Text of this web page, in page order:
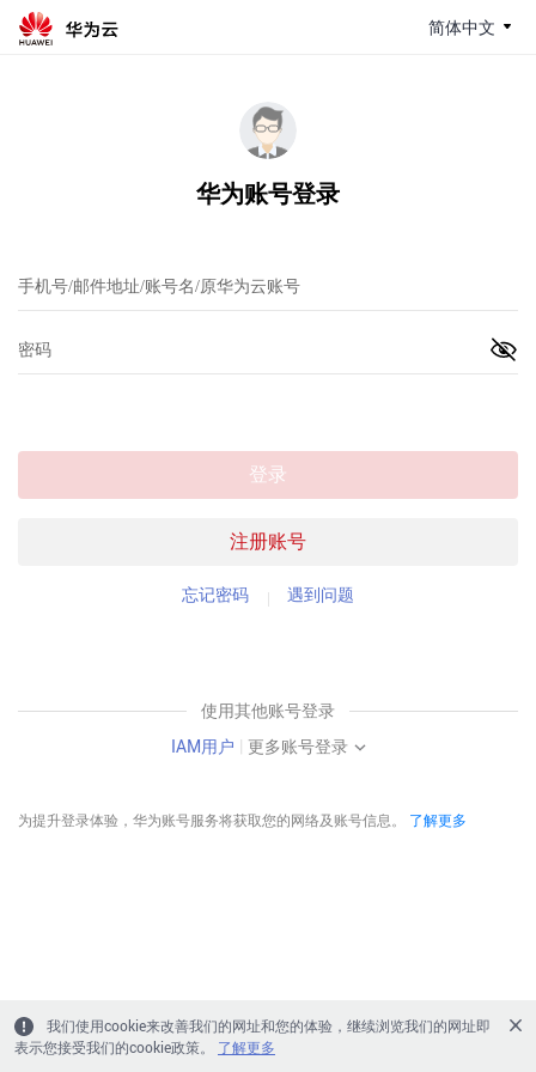
简体中文
华为账号登录
注册账号
登录
忘记密码 遇到问题
使用其他账号登录
IAM用户 | 更多账号登录
为提升登录体验，华为账号服务将获取您的网络及账号信息。 了解更多
我们使用cookie来改善我们的网址和您的体验，继续浏览我们的网址即
表示您接受我们的cookie政策。
了解更多